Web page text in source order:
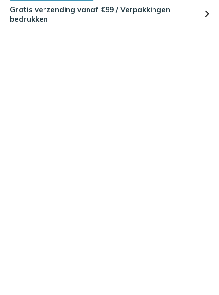
Gratis verzending vanaf €99 / Verpakkingen
bedrukken